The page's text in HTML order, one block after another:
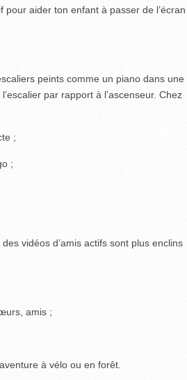
aider ton enfant à passer de l’écran
peints comme un piano dans une
par rapport à l’ascenseur. Chez
;
;
vidéos d’amis actifs sont plus enclins
amis ;
à vélo ou en forêt.